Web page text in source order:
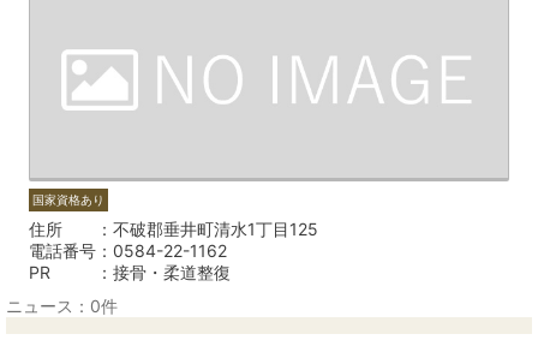
国家資格あり
住所
不破郡垂井町清水1丁目125
電話番号
0584-22-1162
PR
接骨・柔道整復
ニュース：0件